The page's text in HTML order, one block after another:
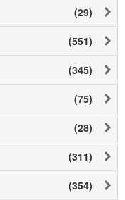
(29)
(551)
(345)
(75)
(28)
(311)
(354)